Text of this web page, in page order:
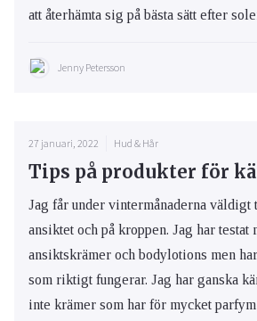
att återhämta sig på bästa sätt efter
Jenny Petersson
27 januari, 2022 Hud & Hår
Tips på produkter för
Jag får under vintermånaderna väldigt
ansiktet och på kroppen. Jag har testat
ansiktskrämer och bodylotions men
som riktigt fungerar. Jag har ganska
inte krämer som har för mycket